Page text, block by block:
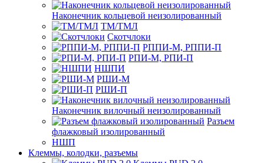
Наконечник кольцевой неизолированный
ТМ/ТМЛ
Скотчлоки
РППИ-М, РППИ-П
РПИ-М, РПИ-П
НШПИ
РШИ-М
РШИ-П
Наконечник вилочный неизолированный
Разъем
флажковый изолированный
НШП
Клеммы, колодки, разъемы